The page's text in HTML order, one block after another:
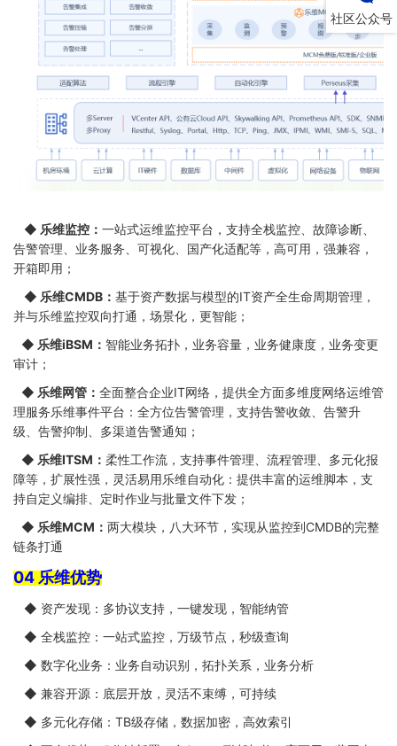
社区公众号
◆ 乐维监控： 一站式运维监控平台，支持全栈监控、故障诊断、
告警管理、业务服务、可视化、国产化适配等，高可用，强兼容，
开箱即用；
◆ 乐维CMDB： 基于资产数据与模型的IT资产全生命周期管理，
并与乐维监控双向打通，场景化，更智能；
◆ 乐维iBSM： 智能业务拓扑，业务容量，业务健康度，业务变更
审计；
◆ 乐维网管： 全面整合企业IT网络，提供全方面多维度网络运维管
理服务乐维事件平台：全方位告警管理，支持告警收敛、告警升
级、告警抑制、多渠道告警通知；
◆ 乐维ITSM： 柔性工作流，支持事件管理、流程管理、多元化报
障等，扩展性强，灵活易用乐维自动化：提供丰富的运维脚本，支
持自定义编排、定时作业与批量文件下发；
◆ 乐维MCM： 两大模块，八大环节，实现从监控到CMDB的完整
链条打通
04 乐维优势
◆ 资产发现：多协议支持，一键发现，智能纳管
◆ 全栈监控：一站式监控，万级节点，秒级查询
◆ 数字化业务：业务自动识别，拓扑关系，业务分析
◆ 兼容开源：底层开放，灵活不束缚，可持续
◆ 多元化存储：TB级存储，数据加密，高效索引